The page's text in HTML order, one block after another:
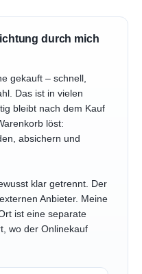
durch mich
gekauft – schnell,
Das ist in vielen
bleibt nach dem Kauf
löst:
absichern und
klar getrennt. Der
Anbieter. Meine
ist eine separate
wo der Onlinekauf